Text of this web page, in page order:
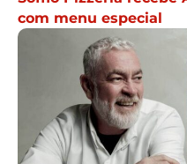
com menu especial